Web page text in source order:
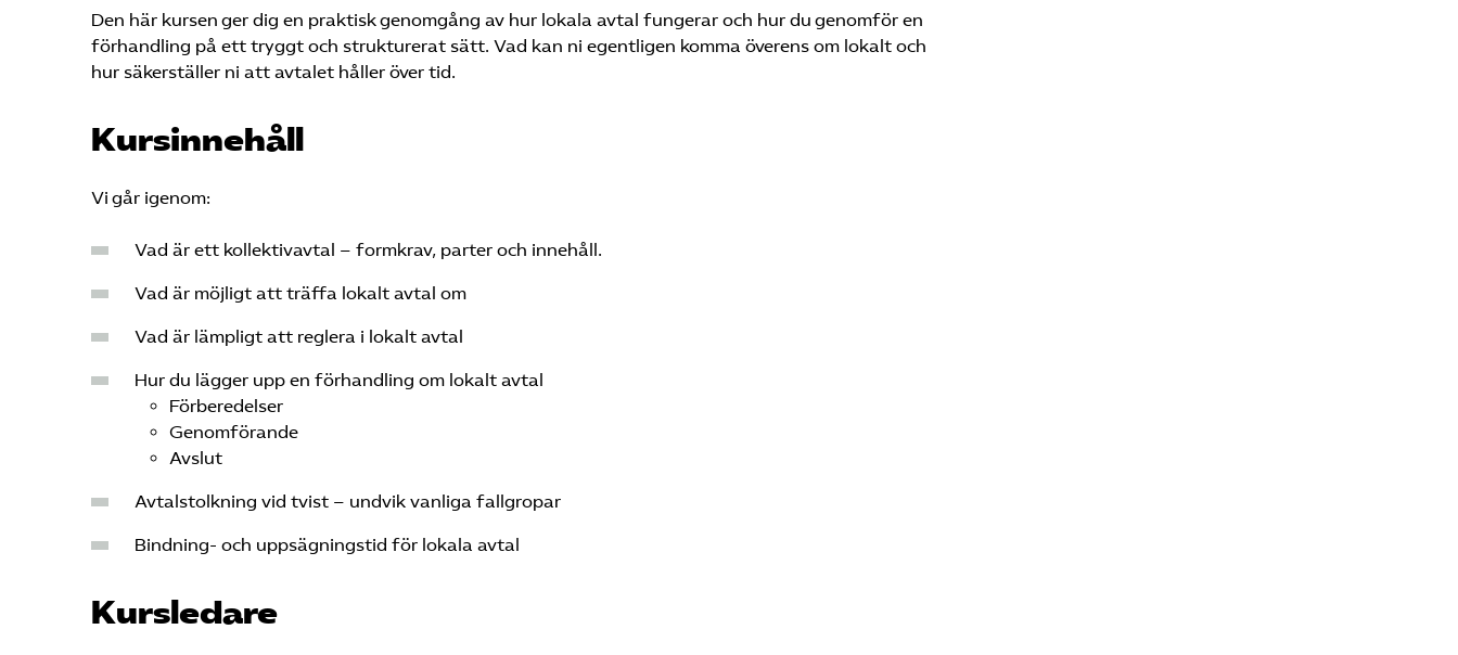
Den här kursen ger dig en praktisk genomgång av hur lokala avtal fungerar och hur du genomför en
förhandling på ett tryggt och strukturerat sätt. Vad kan ni egentligen komma överens om lokalt och
hur säkerställer ni att avtalet håller över tid.
Kursinnehåll
Vi går igenom:
Vad är ett kollektivavtal – formkrav, parter och innehåll.
Vad är möjligt att träffa lokalt avtal om
Vad är lämpligt att reglera i lokalt avtal
Hur du lägger upp en förhandling om lokalt avtal
Förberedelser
Genomförande
Avslut
Avtalstolkning vid tvist – undvik vanliga fallgropar
Bindning- och uppsägningstid för lokala avtal
Kursledare